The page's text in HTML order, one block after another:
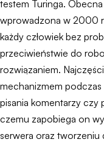
testem Turinga.
wprowadzona w 2000
każdy człowiek bez
przeciwieństwie do
rozwiązaniem.
mechanizmem podczas
pisania komentarzy czy
czemu zapobiega on
serwera oraz tworzeniu